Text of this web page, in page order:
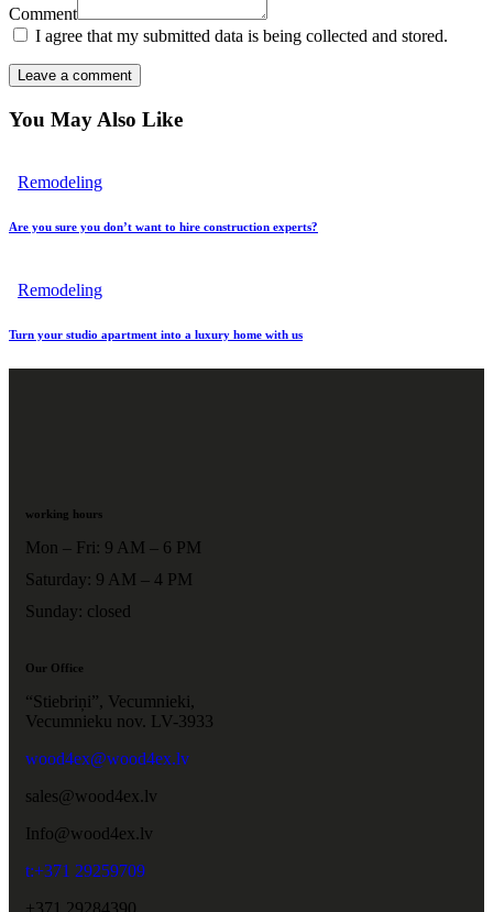
Comment
I agree that my submitted data is being collected and stored.
You May Also Like
Remodeling
Are you sure you don’t want to hire construction experts?
Remodeling
Turn your studio apartment into a luxury home with us
working hours
Mon – Fri: 9 AM – 6 PM
Saturday: 9 AM – 4 PM
Sunday: closed
Our Office
“Stiebriņi”, Vecumnieki,
Vecumnieku nov. LV-3933
wood4ex@wood4ex.lv
sales@wood4ex.lv
Info@wood4ex.lv
t:+371 29259709